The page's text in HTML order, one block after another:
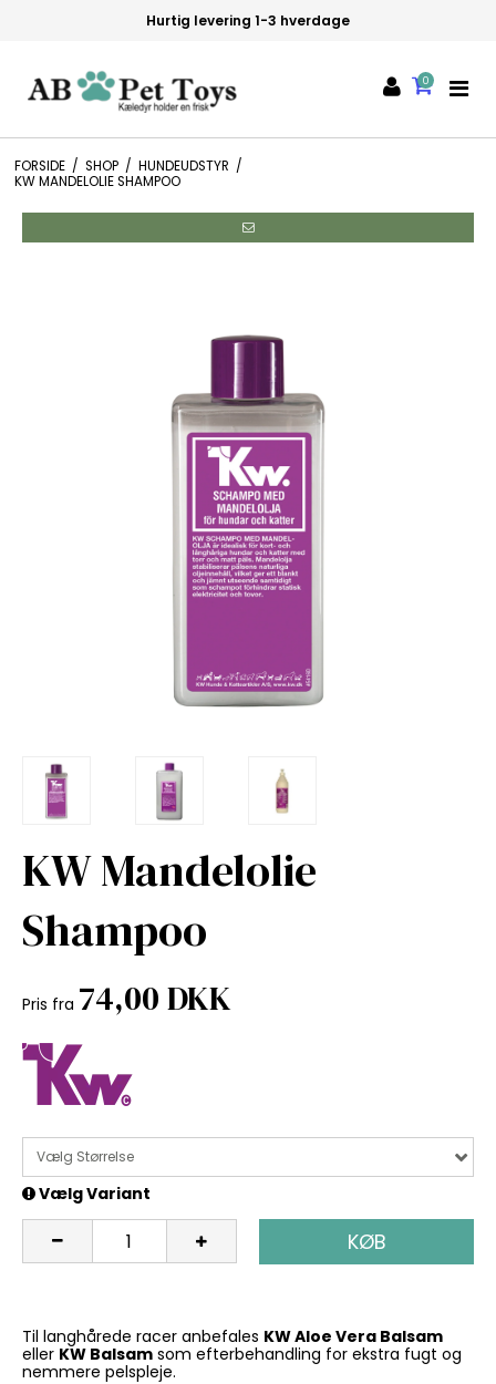
Hurtig levering 1-3 hverdage
0
FORSIDE / SHOP / HUNDEUDSTYR /
KW MANDELOLIE SHAMPOO
KW Mandelolie
Shampoo
Pris fra 74,00 DKK
Vælg Størrelse
Vælg Variant
KØB
Til langhårede racer anbefales KW Aloe Vera Balsam
eller KW Balsam som efterbehandling for ekstra fugt og
nemmere pelspleje.